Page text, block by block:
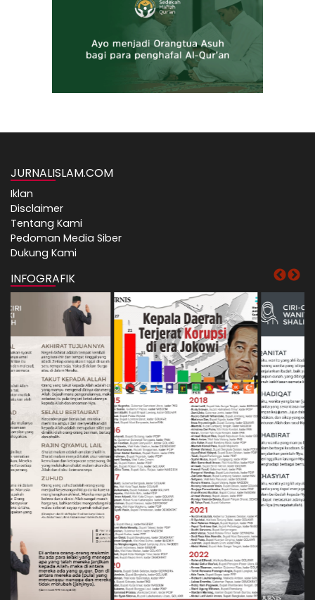
JURNALISLAM.COM
Iklan
Disclaimer
Tentang Kami
Pedoman Media Siber
Dukung Kami
INFOGRAFIK